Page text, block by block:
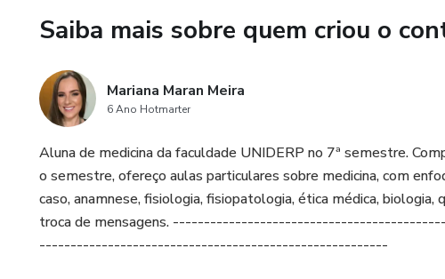
Saiba mais sobre quem criou o
Mariana Maran Meira
6 Ano Hotmarter
Aluna de medicina da faculdade UNIDERP no 7ª semestre.
o semestre, ofereço aulas particulares sobre medicina, com
caso, anamnese, fisiologia, fisiopatologia, ética médica,
troca de mensagens.
--------------------------------------------------------